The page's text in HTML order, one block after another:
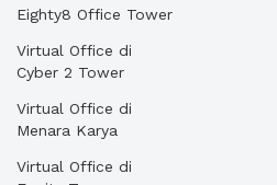
Eighty8 Office Tower
Virtual Office di
Cyber 2 Tower
Virtual Office di
Menara Karya
Virtual Office di